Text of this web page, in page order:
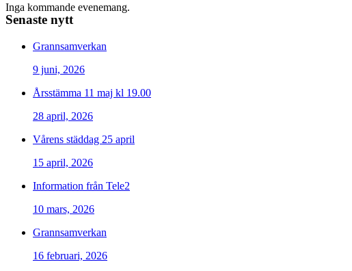
Inga kommande evenemang.
Senaste nytt
Grannsamverkan
9 juni, 2026
Årsstämma 11 maj kl 19.00
28 april, 2026
Vårens städdag 25 april
15 april, 2026
Information från Tele2
10 mars, 2026
Grannsamverkan
16 februari, 2026